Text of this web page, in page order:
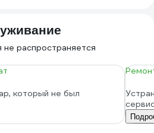
не распространяется
который не был